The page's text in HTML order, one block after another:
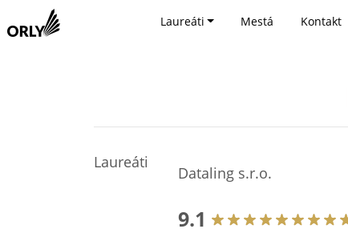
Laureáti Mestá Kontakt
Laureáti
Dataling s.r.o.
9.1